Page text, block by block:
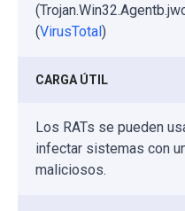
(VirusTotal)
CARGA ÚTIL
Los RATs se pueden
infectar sistemas con
maliciosos.